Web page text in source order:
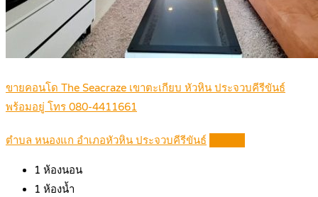
ขายคอนโด The Seacraze เขาตะเกียบ หัวหิน ประจวบคีรีขันธ์
พร้อมอยู่ โทร 080-4411661
ตำบล หนองแก อำเภอหัวหิน ประจวบคีรีขันธ์
1 ห้องนอน
1 ห้องน้ำ